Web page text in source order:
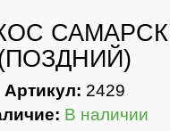
Артикул: 2429
В наличии